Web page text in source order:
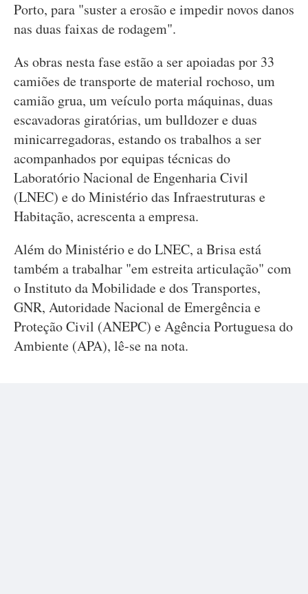
Porto, para "suster a erosão e impedir novos danos
nas duas faixas de rodagem".
As obras nesta fase estão a ser apoiadas por 33
camiões de transporte de material rochoso, um
camião grua, um veículo porta máquinas, duas
escavadoras giratórias, um bulldozer e duas
minicarregadoras, estando os trabalhos a ser
acompanhados por equipas técnicas do
Laboratório Nacional de Engenharia Civil
(LNEC) e do Ministério das Infraestruturas e
Habitação, acrescenta a empresa.
Além do Ministério e do LNEC, a Brisa está
também a trabalhar "em estreita articulação" com
o Instituto da Mobilidade e dos Transportes,
GNR, Autoridade Nacional de Emergência e
Proteção Civil (ANEPC) e Agência Portuguesa do
Ambiente (APA), lê-se na nota.